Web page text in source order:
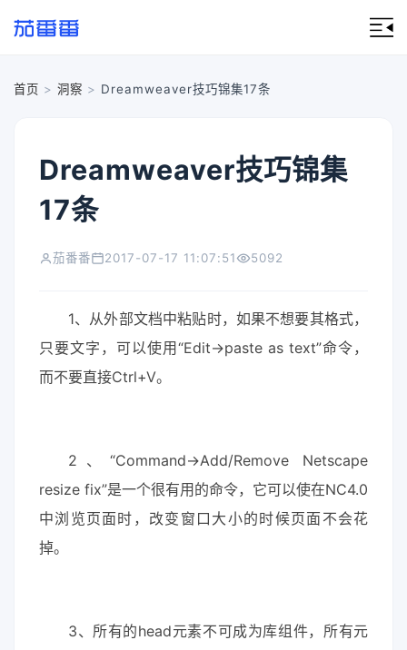
首页 > 洞察 > Dreamweaver技巧锦集17条
Dreamweaver技巧锦集
17条
茄番番 2017-07-17 11:07:51 5092
1、从外部文档中粘贴时，如果不想要其格式，
只要文字，可以使用“Edit->paste as text”命令，
而不要直接Ctrl+V。
2、“Command->Add/Remove Netscape
resize fix”是一个很有用的命令，它可以使在NC4.0
中浏览页面时，改变窗口大小的时候页面不会花
掉。
3、所有的head元素不可成为库组件，所有元